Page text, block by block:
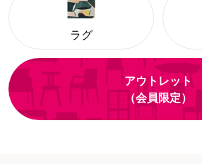
ラグ
アウトレット
（会員限定）